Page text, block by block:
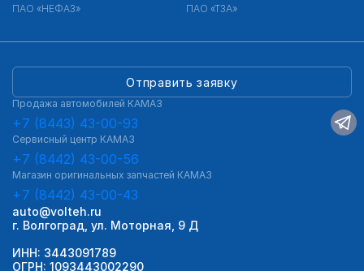
Отправить заявку
Продажа автомобилей КАМАЗ
+7 (8443) 43-00-93
Сервисный центр КАМАЗ
+7 (8442) 43-00-56
Магазин оригинальных запчастей КАМАЗ
+7 (8442) 43-00-43
auto@volteh.ru
г. Волгоград, ул. Моторная, 9 Д
ИНН: 3443091789
ОГРН: 1093443002290
ПАО «НЕФАЗ» ПАО «ТЗА»